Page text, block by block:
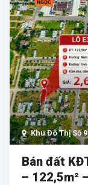
Khu Đô Thị Số 9
Bán đất
– 122,5m²